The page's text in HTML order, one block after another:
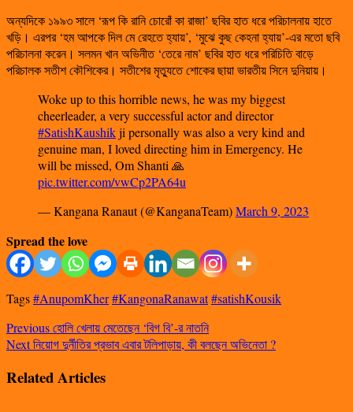
অন্যদিকে ১৯৯৩ সালে ‘রূপ কি রানি চোরোঁ কা রাজা’ ছবির হাত ধরে পরিচালনায় হাতে
খড়ি। এরপর ‘হম আপকে দিল মে রেহতে হ্যায়’, ‘মুঝে কুছ কেহনা হ্যায়’-এর মতো ছবি
পরিচালনা করেন। সলমন খান অভিনীত ‘তেরে নাম’ ছবির হাত ধরে পরিচিতি বাড়ে
পরিচালক সতীশ কৌশিকের। সতীশের মৃত্যুতে শোকের ছায়া ভারতীয় সিনে দুনিয়ায়।
Woke up to this horrible news, he was my biggest
cheerleader, a very successful actor and director
#SatishKaushikji personally was also a very kind and
genuine man, I loved directing him in Emergency. He
will be missed, Om Shanti 🙏
pic.twitter.com/vwCp2PA64u
— Kangana Ranaut (@KanganaTeam)March 9, 2023
Spread the love
Tags#AnupomKher#KangonaRanawat#satishKousik
Previousহোলি খেলায় মেতেছেন ‘বিগ বি’-র নাতনি
Nextনিয়োগ দুর্নীতির প্রভাব এবার টলিপাড়ায়, কী বলছেন অভিনেতা ?
Related Articles